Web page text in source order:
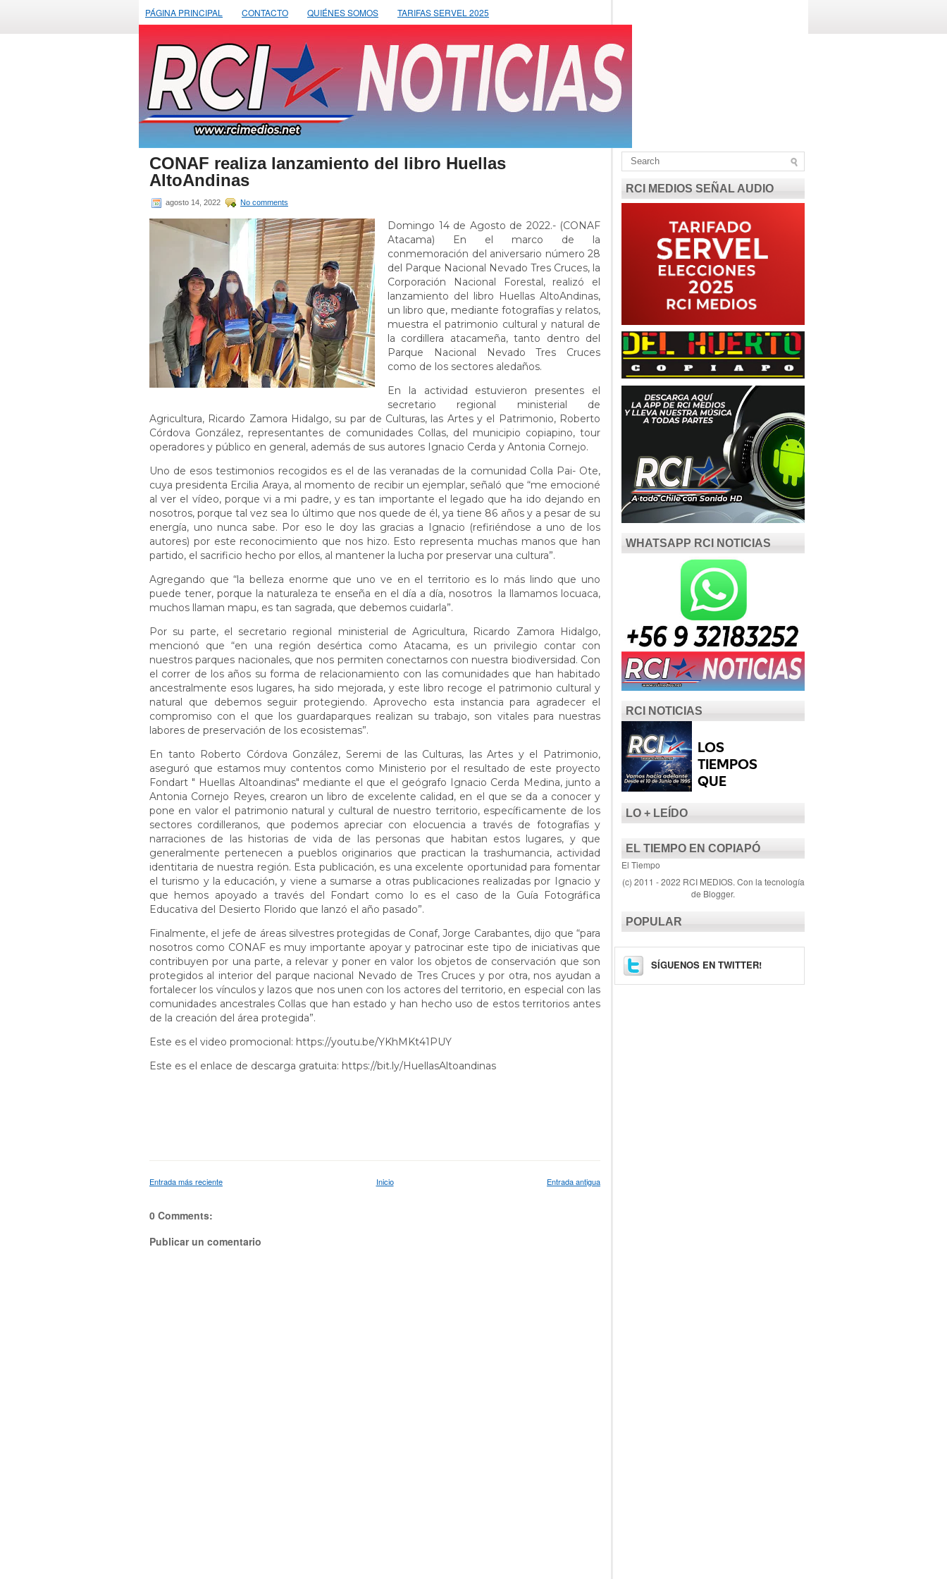
PÁGINA PRINCIPAL CONTACTO QUIÉNES SOMOS TARIFAS SERVEL 2025
CONAF realiza lanzamiento del libro Huellas
AltoAndinas
agosto 14, 2022 No comments
Domingo 14 de Agosto de 2022.- (CONAF
Atacama) En el marco de la
conmemoración del aniversario número 28
del Parque Nacional Nevado Tres Cruces, la
Corporación Nacional Forestal, realizó el
lanzamiento del libro Huellas AltoAndinas,
un libro que, mediante fotografías y relatos,
muestra el patrimonio cultural y natural de
la cordillera atacameña, tanto dentro del
Parque Nacional Nevado Tres Cruces
como de los sectores aledaños.
En la actividad estuvieron presentes el
secretario regional ministerial de
Agricultura, Ricardo Zamora Hidalgo, su par de Culturas, las Artes y el Patrimonio, Roberto
Córdova González, representantes de comunidades Collas, del municipio copiapino, tour
operadores y público en general, además de sus autores Ignacio Cerda y Antonia Cornejo.
Uno de esos testimonios recogidos es el de las veranadas de la comunidad Colla Pai- Ote,
cuya presidenta Ercilia Araya, al momento de recibir un ejemplar, señaló que “me emocioné
al ver el vídeo, porque vi a mi padre, y es tan importante el legado que ha ido dejando en
nosotros, porque tal vez sea lo último que nos quede de él, ya tiene 86 años y a pesar de su
energía, uno nunca sabe. Por eso le doy las gracias a Ignacio (refiriéndose a uno de los
autores) por este reconocimiento que nos hizo. Esto representa muchas manos que han
partido, el sacrificio hecho por ellos, al mantener la lucha por preservar una cultura”.
Agregando que “la belleza enorme que uno ve en el territorio es lo más lindo que uno
puede tener, porque la naturaleza te enseña en el día a día, nosotros la llamamos locuaca,
muchos llaman mapu, es tan sagrada, que debemos cuidarla”.
Por su parte, el secretario regional ministerial de Agricultura, Ricardo Zamora Hidalgo,
mencionó que “en una región desértica como Atacama, es un privilegio contar con
nuestros parques nacionales, que nos permiten conectarnos con nuestra biodiversidad. Con
el correr de los años su forma de relacionamiento con las comunidades que han habitado
ancestralmente esos lugares, ha sido mejorada, y este libro recoge el patrimonio cultural y
natural que debemos seguir protegiendo. Aprovecho esta instancia para agradecer el
compromiso con el que los guardaparques realizan su trabajo, son vitales para nuestras
labores de preservación de los ecosistemas”.
En tanto Roberto Córdova González, Seremi de las Culturas, las Artes y el Patrimonio,
aseguró que estamos muy contentos como Ministerio por el resultado de este proyecto
Fondart " Huellas Altoandinas" mediante el que el geógrafo Ignacio Cerda Medina, junto a
Antonia Cornejo Reyes, crearon un libro de excelente calidad, en el que se da a conocer y
pone en valor el patrimonio natural y cultural de nuestro territorio, específicamente de los
sectores cordilleranos, que podemos apreciar con elocuencia a través de fotografías y
narraciones de las historias de vida de las personas que habitan estos lugares, y que
generalmente pertenecen a pueblos originarios que practican la trashumancia, actividad
identitaria de nuestra región. Esta publicación, es una excelente oportunidad para fomentar
el turismo y la educación, y viene a sumarse a otras publicaciones realizadas por Ignacio y
que hemos apoyado a través del Fondart como lo es el caso de la Guía Fotográfica
Educativa del Desierto Florido que lanzó el año pasado”.
Finalmente, el jefe de áreas silvestres protegidas de Conaf, Jorge Carabantes, dijo que “para
nosotros como CONAF es muy importante apoyar y patrocinar este tipo de iniciativas que
contribuyen por una parte, a relevar y poner en valor los objetos de conservación que son
protegidos al interior del parque nacional Nevado de Tres Cruces y por otra, nos ayudan a
fortalecer los vínculos y lazos que nos unen con los actores del territorio, en especial con las
comunidades ancestrales Collas que han estado y han hecho uso de estos territorios antes
de la creación del área protegida”.
Este es el video promocional: https://youtu.be/YKhMKt41PUY
Este es el enlace de descarga gratuita: https://bit.ly/HuellasAltoandinas
Entrada más reciente Entrada antigua
Inicio
0 Comments:
Publicar un comentario
RCI MEDIOS SEÑAL AUDIO
WHATSAPP RCI NOTICIAS
RCI NOTICIAS
LO + LEÍDO
EL TIEMPO EN COPIAPÓ
El Tiempo
(c) 2011 - 2022 RCI MEDIOS. Con la tecnología
de Blogger.
POPULAR
SÍGUENOS EN TWITTER!